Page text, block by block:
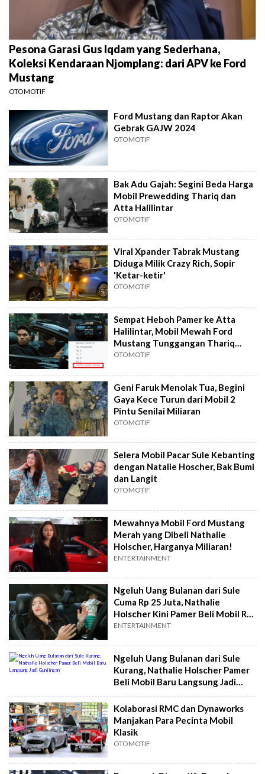
Pesona Garasi Gus Iqdam yang Sederhana,
Koleksi Kendaraan Njomplang: dari APV ke Ford
Mustang
OTOMOTIF
Ford Mustang dan Raptor Akan
Gebrak GAJW 2024
OTOMOTIF
Bak Adu Gajah: Segini Beda Harga
Mobil Prewedding Thariq dan
Atta Halilintar
OTOMOTIF
Viral Xpander Tabrak Mustang
Diduga Milik Crazy Rich, Sopir
'Ketar-ketir'
OTOMOTIF
Sempat Heboh Pamer ke Atta
Halilintar, Mobil Mewah Ford
Mustang Tunggangan Thariq
Dijual?
OTOMOTIF
Geni Faruk Menolak Tua, Begini
Gaya Kece Turun dari Mobil 2
Pintu Senilai Miliaran
OTOMOTIF
Selera Mobil Pacar Sule Kebanting
dengan Natalie Hoscher, Bak Bumi
dan Langit
OTOMOTIF
Mewahnya Mobil Ford Mustang
Merah yang Dibeli Nathalie
Holscher, Harganya Miliaran!
ENTERTAINMENT
Ngeluh Uang Bulanan dari Sule
Cuma Rp 25 Juta, Nathalie
Holscher Kini Pamer Beli Mobil Rp
1,7 Miliar
ENTERTAINMENT
Ngeluh Uang Bulanan dari Sule
Kurang, Nathalie Holscher Pamer
Beli Mobil Baru Langsung Jadi
Gunjingan
Kolaborasi RMC dan Dynaworks
Manjakan Para Pecinta Mobil
Klasik
OTOMOTIF